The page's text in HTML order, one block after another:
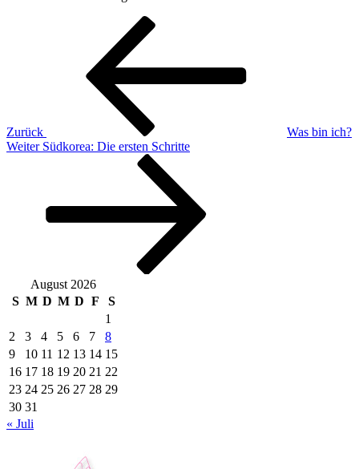
Beitragsnavigation
Zurück
Was bin ich?
Nächster
Weiter Südkorea: Die ersten Schritte
August 2026
S M D M D F
S
1
2
3 4 5 6 7
8
9
10 11 12 13 14 15
16 17 18 19 20 21 22
23 24 25 26 27 28 29
30 31
« Juli